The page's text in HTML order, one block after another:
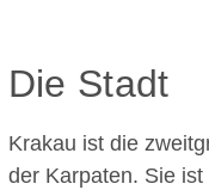
Die Stadt
Krakau ist die
der Karpaten. Sie